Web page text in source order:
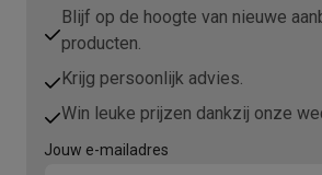
Blijf op de hoogte van nieuwe
producten.
Krijg persoonlijk advies.
Win leuke prijzen dankzij onze
Jouw e-mailadres